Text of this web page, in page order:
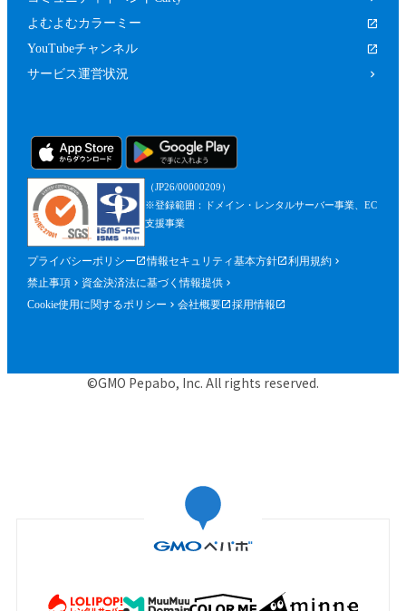
よむよむカラーミー
YouTubeチャンネル
サービス運営状況
（JP26/00000209）
※登録範囲：ドメイン・レンタルサーバー事業、EC
支援事業
プライバシーポリシー 情報セキュリティ基本方針
利用規約
禁止事項
資金決済法に基づく情報提供
Cookie使用に関するポリシー
会社概要 採用情報
©GMO Pepabo, Inc. All rights reserved.